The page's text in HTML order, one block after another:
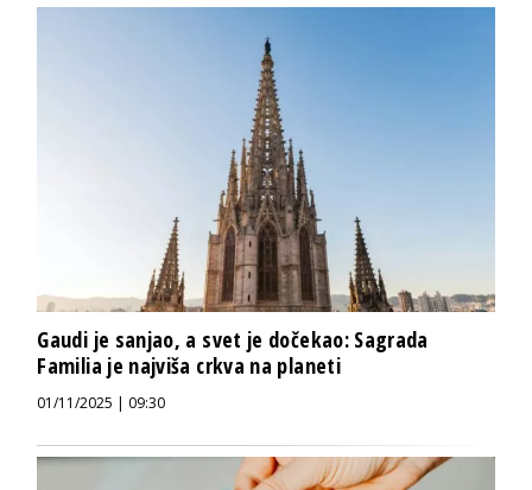
Gaudi je sanjao, a svet je dočekao: Sagrada
Familia je najviša crkva na planeti
01/11/2025 | 09:30